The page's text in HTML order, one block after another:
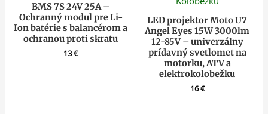
BMS 7S 24V 25A –
Ochranný modul pre Li-
Ion batérie s balancérom a
ochranou proti skratu
13€
LED projektor Moto U7
Angel Eyes 15W 3000lm
12-85V – univerzálny
prídavný svetlomet na
motorku, ATV a
elektrokolobežku
16€